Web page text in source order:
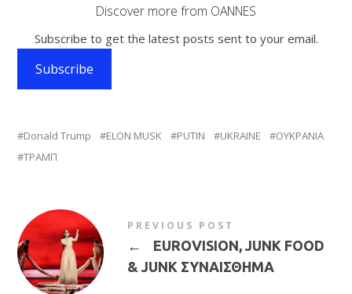
Discover more from OANNES
Subscribe to get the latest posts sent to your email.
Subscribe
Donald Trump ELON MUSK PUTIN UKRAINE
ΟΥΚΡΑΝΙΑ
ΤΡΑΜΠ
PREVIOUS POST
←
EUROVISION, JUNK FOOD
& JUNK ΣΥΝΑΙΣΘΗΜΑ